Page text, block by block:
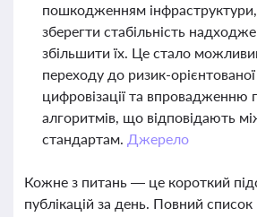
пошкодженням
зберегти стабільність
збільшити їх. Це стало
переходу до ризик-
цифровізації та впровадженню
алгоритмів, що відповідають
стандартам. Джерело
Кожне з питань — це короткий
публікацій за день. Повний